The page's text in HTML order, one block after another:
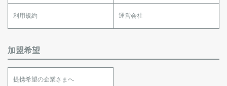
利用規約 運営会社
加盟希望
提携希望の企業さまへ